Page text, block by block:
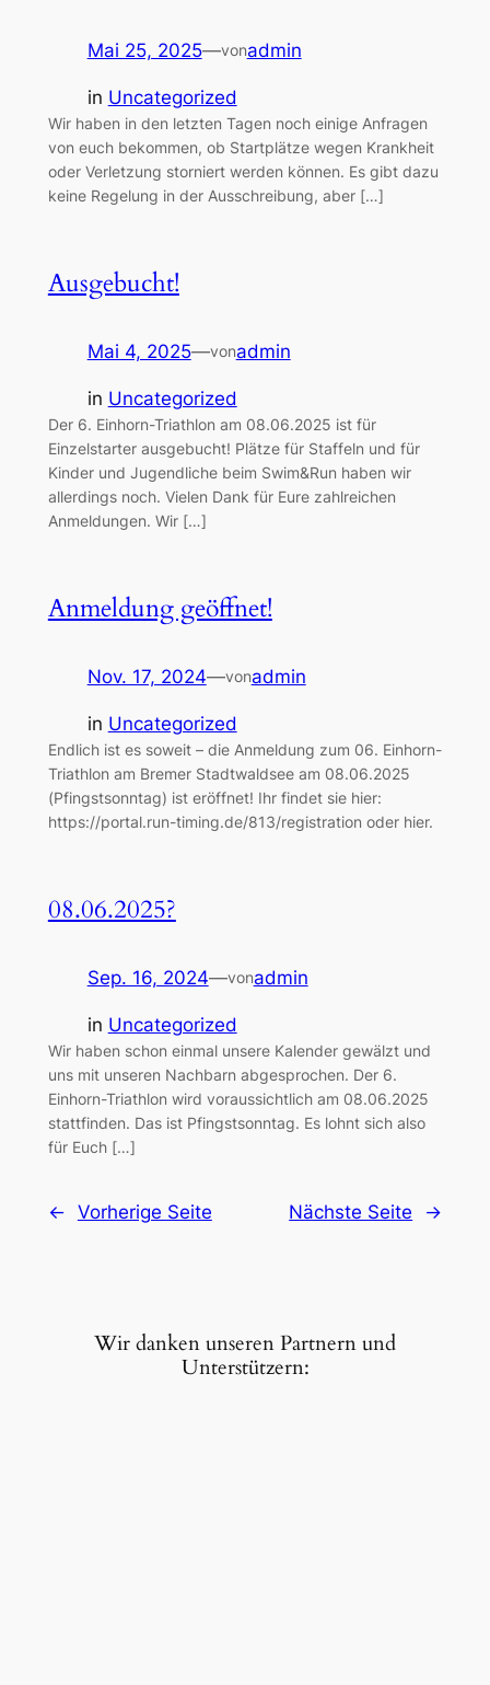
Mai 25, 2025—vonadmin
in Uncategorized
Wir haben in den letzten Tagen noch einige Anfragen
von euch bekommen, ob Startplätze wegen Krankheit
oder Verletzung storniert werden können. Es gibt dazu
keine Regelung in der Ausschreibung, aber […]
Ausgebucht!
Mai 4, 2025—vonadmin
in Uncategorized
Der 6. Einhorn-Triathlon am 08.06.2025 ist für
Einzelstarter ausgebucht! Plätze für Staffeln und für
Kinder und Jugendliche beim Swim&Run haben wir
allerdings noch. Vielen Dank für Eure zahlreichen
Anmeldungen. Wir […]
Anmeldung geöffnet!
Nov. 17, 2024—vonadmin
in Uncategorized
Endlich ist es soweit – die Anmeldung zum 06. Einhorn-
Triathlon am Bremer Stadtwaldsee am 08.06.2025
(Pfingstsonntag) ist eröffnet! Ihr findet sie hier:
https://portal.run-timing.de/813/registration oder hier.
08.06.2025?
Sep. 16, 2024—vonadmin
in Uncategorized
Wir haben schon einmal unsere Kalender gewälzt und
uns mit unseren Nachbarn abgesprochen. Der 6.
Einhorn-Triathlon wird voraussichtlich am 08.06.2025
stattfinden. Das ist Pfingstsonntag. Es lohnt sich also
für Euch […]
← Vorherige Seite Nächste Seite →
Wir danken unseren Partnern und
Unterstützern: